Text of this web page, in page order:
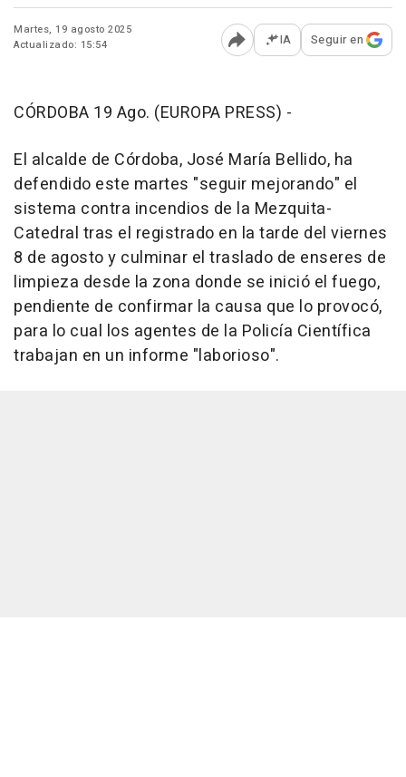
Martes, 19 agosto 2025
Actualizado: 15:54
Abrir opciones para
IA Seguir en
CÓRDOBA 19 Ago. (EUROPA PRESS) -
El alcalde de Córdoba, José María Bellido, ha
defendido este martes "seguir mejorando" el
sistema contra incendios de la Mezquita-
Catedral tras el registrado en la tarde del viernes
8 de agosto y culminar el traslado de enseres de
limpieza desde la zona donde se inició el fuego,
pendiente de confirmar la causa que lo provocó,
para lo cual los agentes de la Policía Científica
trabajan en un informe "laborioso".